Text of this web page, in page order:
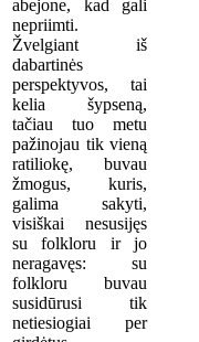
abejone, kad gali
nepriimti.
Žvelgiant iš
dabartinės
perspektyvos, tai
kelia šypseną,
tačiau tuo metu
pažinojau tik vieną
ratiliokę, buvau
žmogus, kuris,
galima sakyti,
visiškai nesusijęs
su folkloru ir jo
neragavęs: su
folkloru buvau
susidūrusi tik
netiesiogiai per